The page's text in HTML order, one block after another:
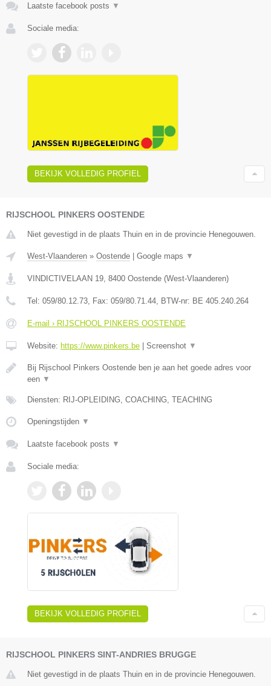
Laatste facebook posts ▼
Sociale media:
BEKIJK VOLLEDIG PROFIEL
RIJSCHOOL PINKERS OOSTENDE
Niet gevestigd in de plaats Thuin en in de provincie Henegouwen.
West-Vlaanderen » Oostende Google maps ▼
VINDICTIVELAAN 19, 8400 Oostende (West-Vlaanderen)
Tel: 059/80.12.73, Fax: 059/80.71.44, BTW-nr: BE 405.240.264
E-mail › RIJSCHOOL PINKERS OOSTENDE
Website: https://www.pinkers.be Screenshot ▼
Bij Rijschool Pinkers Oostende ben je aan het goede adres voor
een ▼
Diensten: RIJ-OPLEIDING, COACHING, TEACHING
Openingstijden ▼
Laatste facebook posts ▼
Sociale media:
BEKIJK VOLLEDIG PROFIEL
RIJSCHOOL PINKERS SINT-ANDRIES BRUGGE
Niet gevestigd in de plaats Thuin en in de provincie Henegouwen.